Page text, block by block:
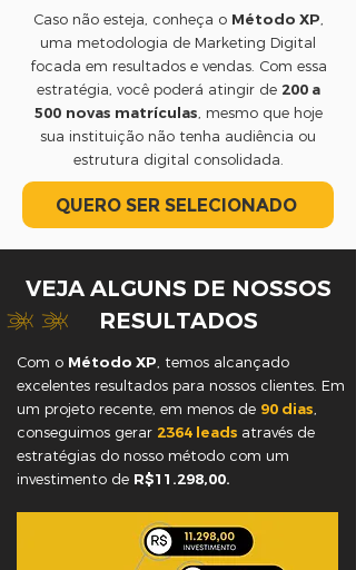
Caso não esteja, conheça o Método XP,
uma metodologia de Marketing Digital
focada em resultados e vendas. Com essa
estratégia, você poderá atingir de 200 a
500 novas matrículas, mesmo que hoje
sua instituição não tenha audiência ou
estrutura digital consolidada.
QUERO SER SELECIONADO
VEJA ALGUNS DE NOSSOS
RESULTADOS
Com o Método XP, temos alcançado
excelentes resultados para nossos clientes. Em
um projeto recente, em menos de 90 dias,
conseguimos gerar 2364 leads através de
estratégias do nosso método com um
investimento de R$11.298,00.